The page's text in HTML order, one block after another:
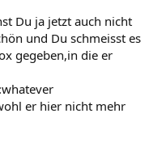
Du ja jetzt auch nicht
und Du schmeisst es
gegeben,in die er
er hier nicht mehr